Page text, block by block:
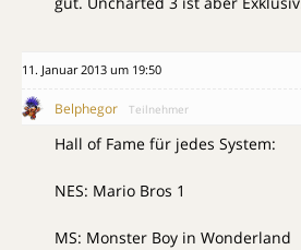
11. Januar 2013 um 19:50
Belphegor Teilnehmer
Hall of Fame für jedes System:
NES: Mario Bros 1
MS: Monster Boy in Wonderland